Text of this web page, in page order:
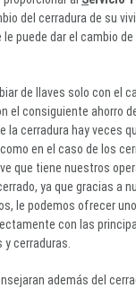
del cerradura de su
puede dar el cambio de
de llaves solo con el
el consiguiente ahorro
la cerradura hay veces
en el caso de los
que tiene nuestros
ya que gracias a
le podemos ofrecer
con las
cerraduras.
además del